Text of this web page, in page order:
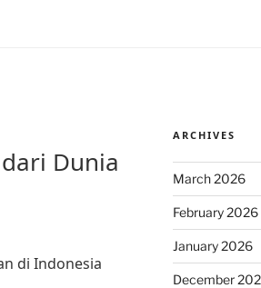
Dunia
di Indonesia
ARCHIVES
March 2026
February 2026
January 2026
December